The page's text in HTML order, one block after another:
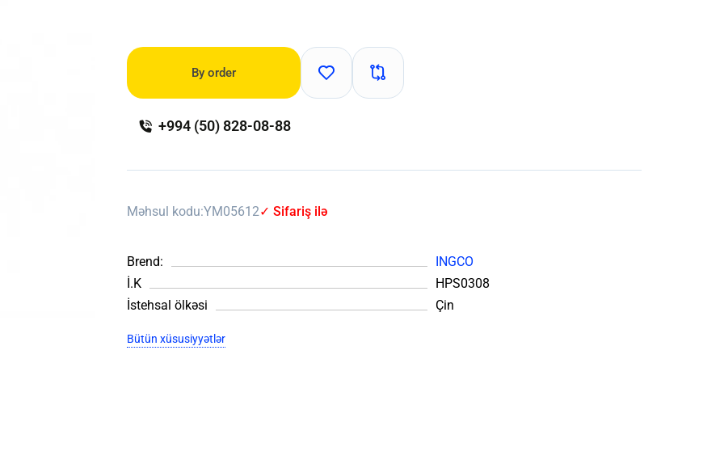
By order
+994 (50) 828-08-88
Məhsul kodu:YM05612✓ Sifariş ilə
Brend:
INGCO
İ.K
HPS0308
İstehsal ölkəsi
Çin
Bütün xüsusiyyətlər